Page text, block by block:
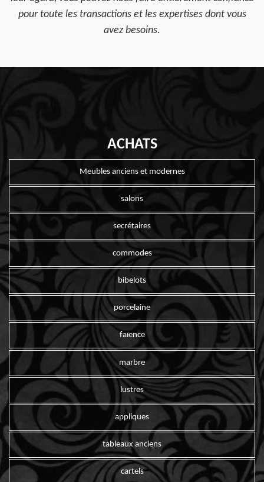
pour toute les transactions et les expertises dont vous
avez besoins.
ACHATS
Meubles anciens et modernes
salons
secrétaires
commodes
bibelots
porcelaine
faïence
marbre
lustres
appliques
tableaux anciens
cartels